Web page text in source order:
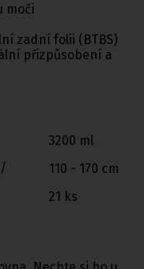
moči
zadní folii (BTBS)
přizpůsobení a
3200 ml
110 - 170 cm
21 ks